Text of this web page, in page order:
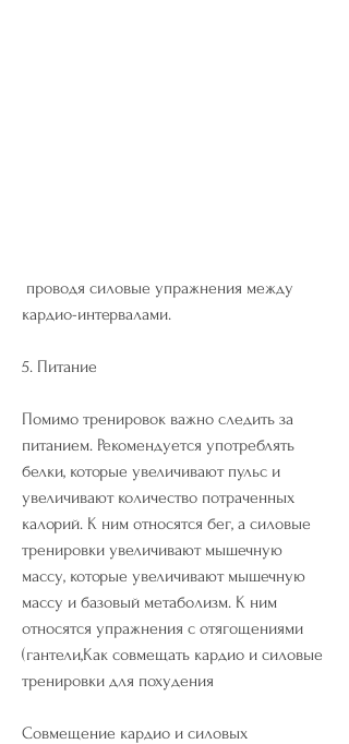
кардио-интервалами.
5. Питание
Помимо тренировок важно следить за
питанием. Рекомендуется употреблять
белки, которые увеличивают пульс и
увеличивают количество потраченных
калорий. К ним относятся бег, а силовые
тренировки увеличивают мышечную
массу, которые увеличивают мышечную
массу и базовый метаболизм. К ним
относятся упражнения с отягощениями
(гантели,Как совмещать кардио и силовые
тренировки для похудения
Совмещение кардио и силовых